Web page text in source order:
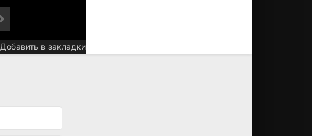
Добавить в закладки